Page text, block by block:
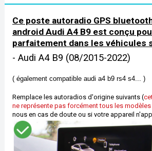
Ce poste autoradio GPS
android Audi A4 B9 est conçu
parfaitement dans les véhicules
- Audi A4 B9 (08/2015-2022)
( également compatible audi a4 b9 rs4 s4... )
Remplace les autoradios d'origine suivants (
ne représente pas forcément tous les
nous en cas de doute ou si votre appareil